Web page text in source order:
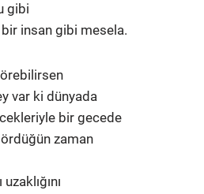
gibi
insan gibi mesela.
var ki dünyada
bir gecede
zaman
uzaklığını